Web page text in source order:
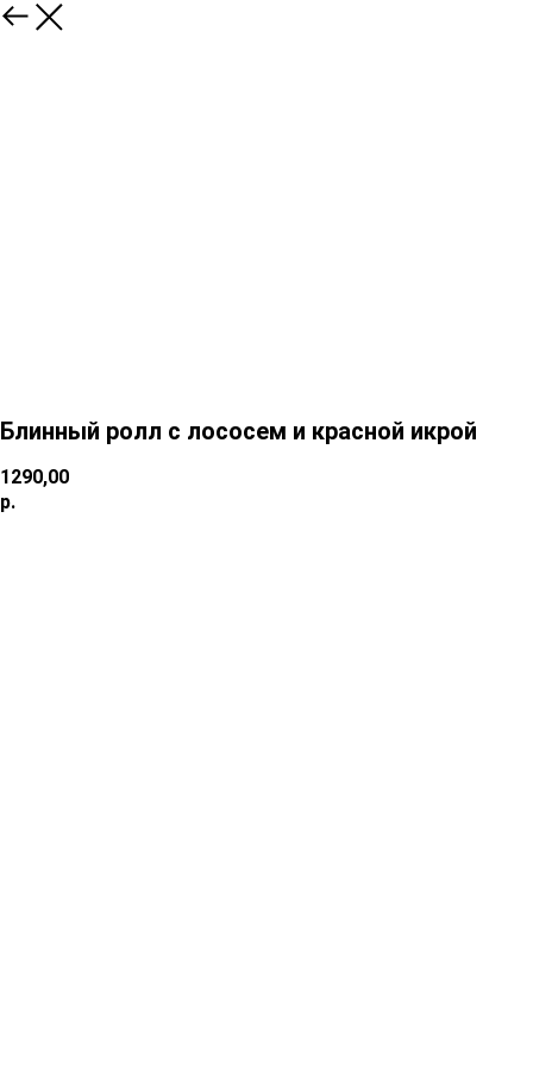
Блинный ролл с лососем и красной икрой
1290,00
р.